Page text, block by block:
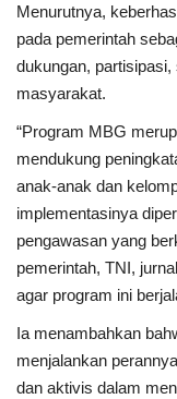
Peristiwa
Menurutnya,
pada pemerintah
dukungan,
masyarakat.
“Program MBG
mendukung
anak-anak dan
implementasinya
pengawasan yang
pemerintah, TNI,
agar program ini
Ia menambahkan
menjalankan
dan aktivis dalam